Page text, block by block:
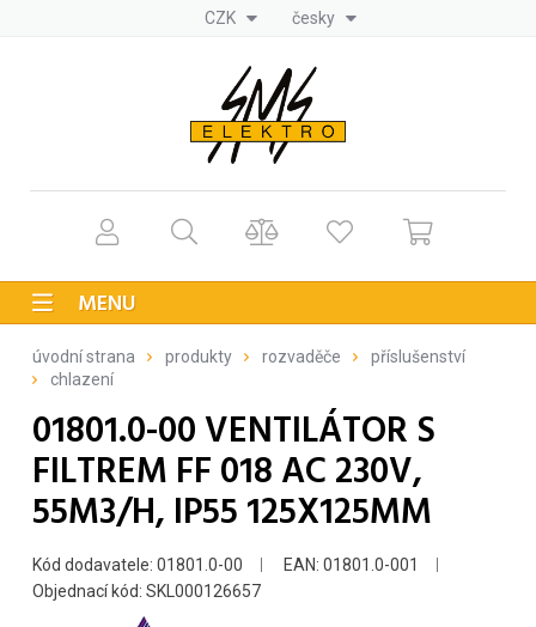
CZK česky
MENU
úvodní strana produkty rozvaděče
příslušenství
chlazení
01801.0-00 VENTILÁTOR S
FILTREM FF 018 AC 230V,
55M3/H, IP55 125X125MM
Kód dodavatele: 01801.0-00
EAN: 01801.0-001
Objednací kód: SKL000126657